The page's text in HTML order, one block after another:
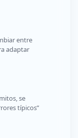
entre
adaptar
se
típicos”